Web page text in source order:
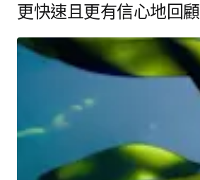
更快速且更有信心地回